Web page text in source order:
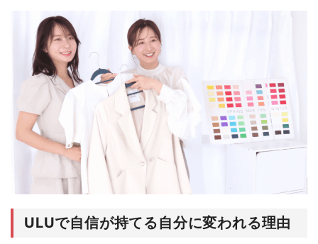
ULUで自信が持てる自分に変われる理由